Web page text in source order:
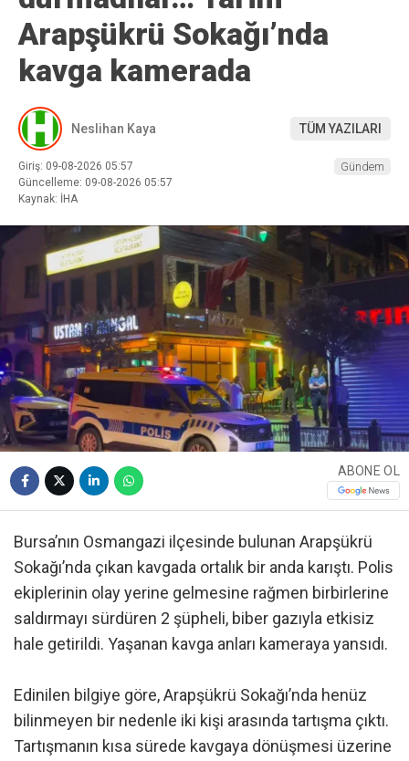
Arapşükrü Sokağı’nda
kavga kamerada
Neslihan Kaya TÜM YAZILARI
Giriş: 09-08-2026 05:57
Güncelleme: 09-08-2026 05:57
Kaynak: İHA
Gündem
ABONE OL
Bursa’nın Osmangazi ilçesinde bulunan Arapşükrü
Sokağı’nda çıkan kavgada ortalık bir anda karıştı. Polis
ekiplerinin olay yerine gelmesine rağmen birbirlerine
saldırmayı sürdüren 2 şüpheli, biber gazıyla etkisiz
hale getirildi. Yaşanan kavga anları kameraya yansıdı.
Edinilen bilgiye göre, Arapşükrü Sokağı’nda henüz
bilinmeyen bir nedenle iki kişi arasında tartışma çıktı.
Tartışmanın kısa sürede kavgaya dönüşmesi üzerine